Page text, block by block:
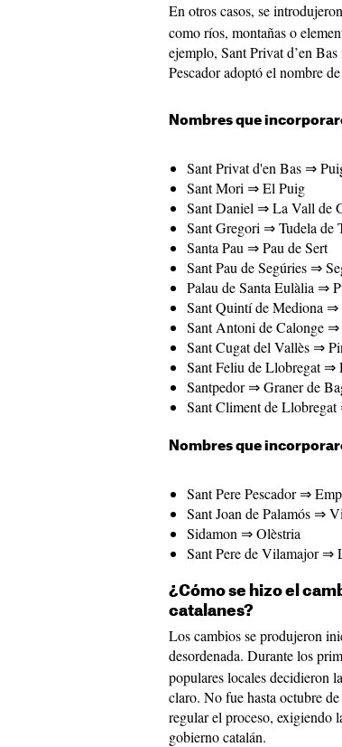
En otros casos, se introdujeron
como ríos, montañas o
ejemplo, Sant Privat d’en
Pescador adoptó el nombre
Nombres que
Sant Privat d'en Bas ⇒
Sant Mori ⇒ El Puig
Sant Daniel ⇒ La Vall de
Sant Gregori ⇒ Tudela de
Santa Pau ⇒ Pau de Sert
Sant Pau de Segúries ⇒
Palau de Santa Eulàlia ⇒
Sant Quintí de Mediona ⇒
Sant Antoni de Calonge
Sant Cugat del Vallès ⇒
Sant Feliu de Llobregat ⇒
Santpedor ⇒ Graner de
Sant Climent de
Nombres que
Sant Pere Pescador ⇒
Sant Joan de Palamós ⇒
Sidamon ⇒ Olèstria
Sant Pere de Vilamajor ⇒
¿Cómo se hizo el
catalanes?
Los cambios se produjeron
desordenada. Durante los
populares locales decidieron
claro. No fue hasta octubre
regular el proceso, exigiendo
gobierno catalán.